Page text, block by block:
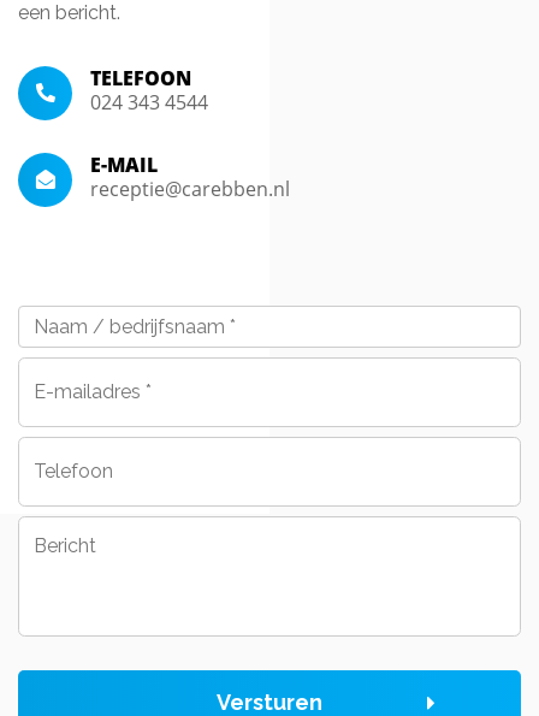
een bericht.
TELEFOON
024 343 4544
E-MAIL
receptie@carebben.nl
Naam
/
bedrijfsnaam *
mailadres *
Versturen